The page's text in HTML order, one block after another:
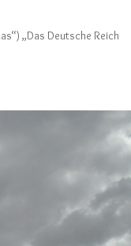
„Das Deutsche Reich